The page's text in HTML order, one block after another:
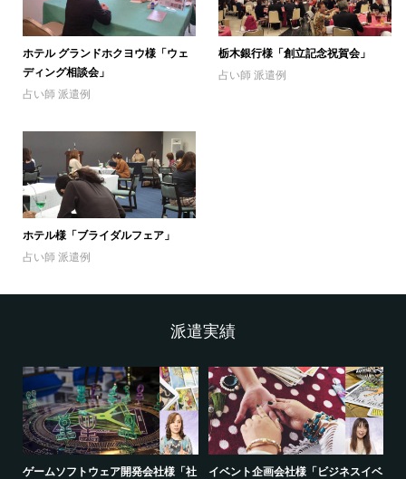
ホテル グランドホクヨウ様「ウェ
ディング相談会」
占い師 派遣例
栃木銀行様「創立記念祝賀会」
占い師 派遣例
ホテル様「ブライダルフェア」
占い師 派遣例
派遣実績
ゲームソフトウェア開発会社様「社
イベント企画会社様「ビジネスイベ